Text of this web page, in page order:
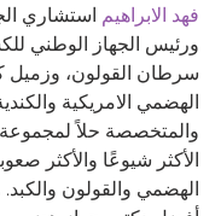
فهد الابراهيم استشاري
ورئيس الجهاز الوطني
سرطان القولون، وزميل
الهضمي الامريكية
والمتخصصة حلاً
الأكثر شيوعًا والأكثر
الهضمي والقولون